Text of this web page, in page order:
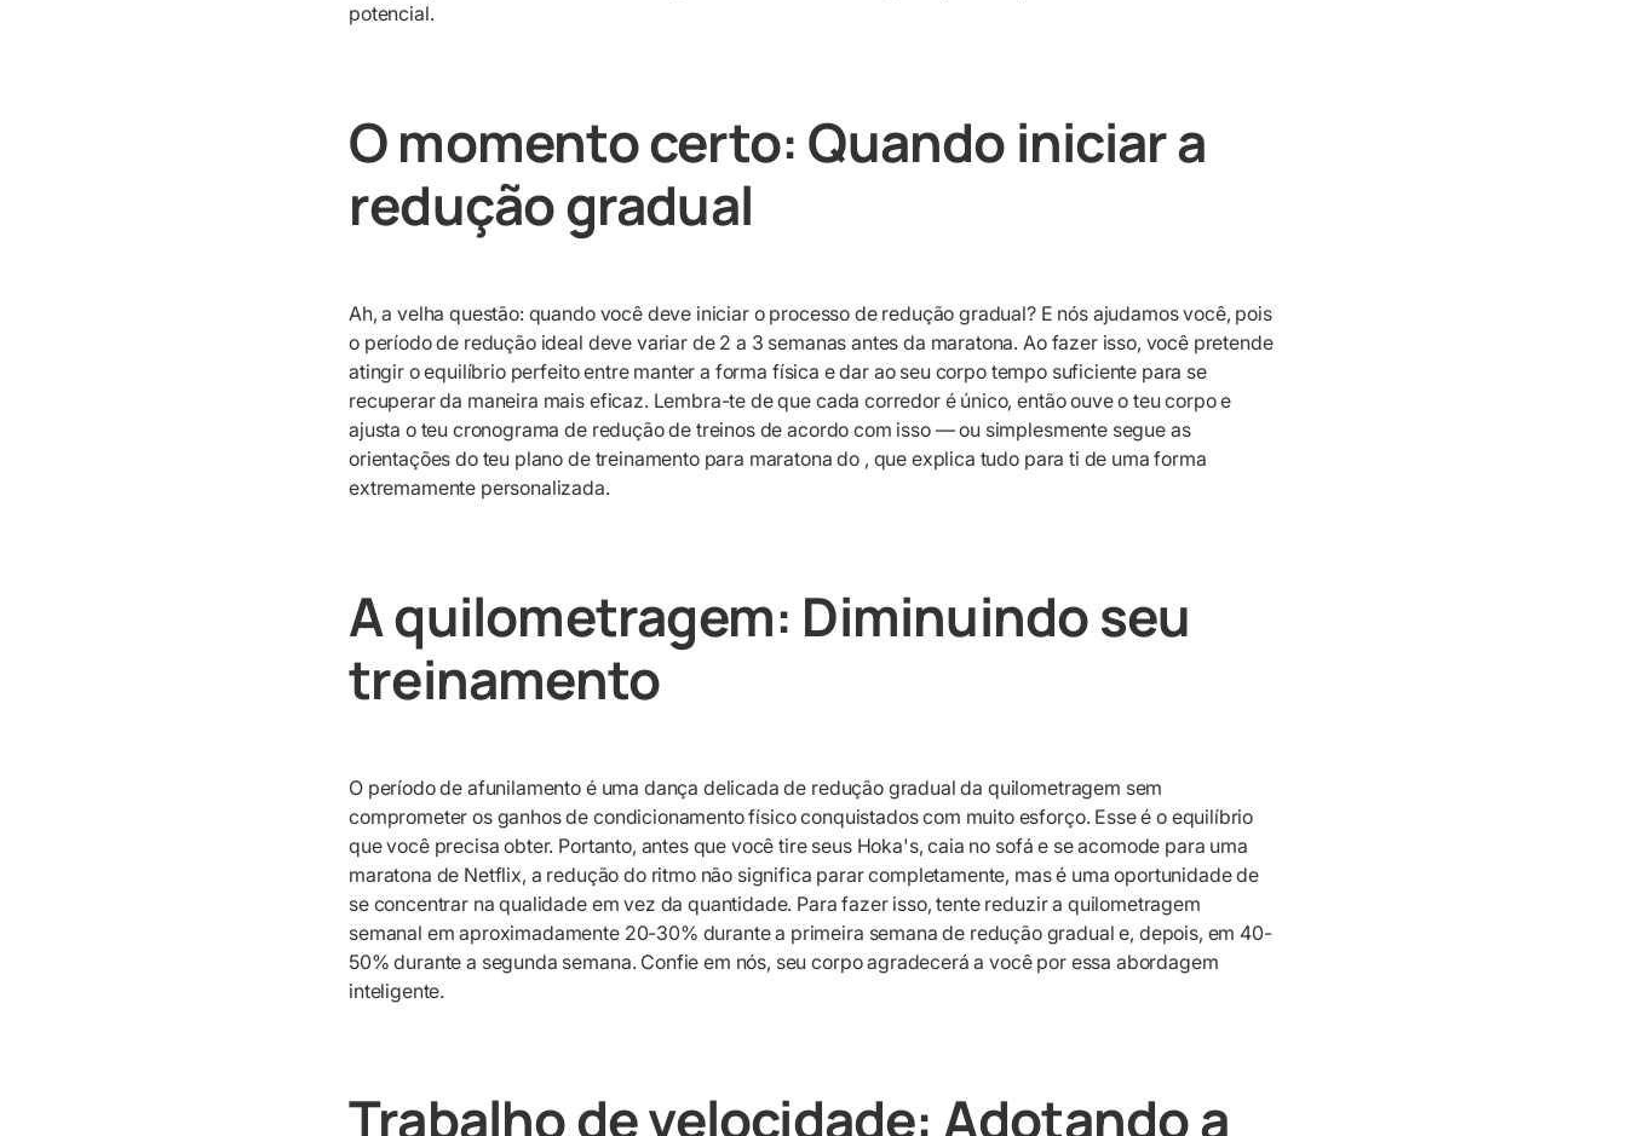
potencial.
O momento certo: Quando iniciar a
redução gradual
Ah, a velha questão: quando você deve iniciar o processo de redução gradual? E nós ajudamos você, pois
o período de redução ideal deve variar de 2 a 3 semanas antes da maratona. Ao fazer isso, você pretende
atingir o equilíbrio perfeito entre manter a forma física e dar ao seu corpo tempo suficiente para se
recuperar da maneira mais eficaz. Lembra-te de que cada corredor é único, então ouve o teu corpo e
ajusta o teu cronograma de redução de treinos de acordo com isso — ou simplesmente segue as
orientações do teu plano de treinamento para maratona do , que explica tudo para ti de uma forma
extremamente personalizada.
A quilometragem: Diminuindo seu
treinamento
O período de afunilamento é uma dança delicada de redução gradual da quilometragem sem
comprometer os ganhos de condicionamento físico conquistados com muito esforço. Esse é o equilíbrio
que você precisa obter. Portanto, antes que você tire seus Hoka's, caia no sofá e se acomode para uma
maratona de Netflix, a redução do ritmo não significa parar completamente, mas é uma oportunidade de
se concentrar na qualidade em vez da quantidade. Para fazer isso, tente reduzir a quilometragem
semanal em aproximadamente 20-30% durante a primeira semana de redução gradual e, depois, em 40-
50% durante a segunda semana. Confie em nós, seu corpo agradecerá a você por essa abordagem
inteligente.
Trabalho de velocidade: Adotando a